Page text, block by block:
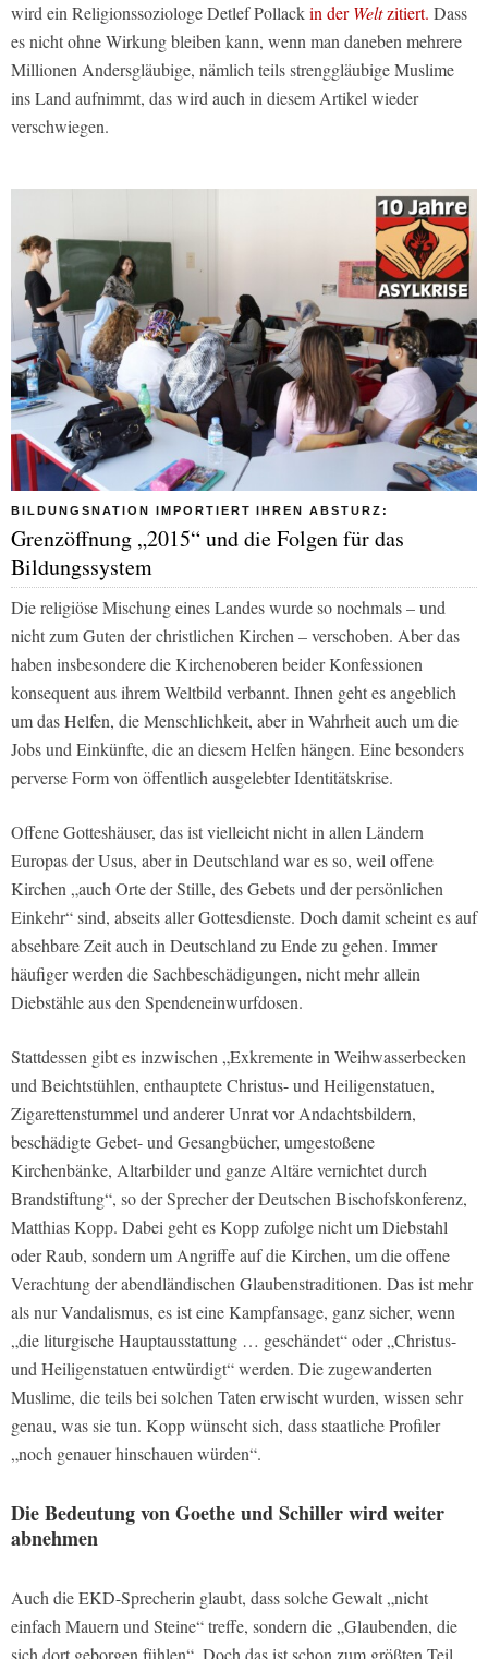
wird ein Religionssoziologe Detlef Pollackin derWeltzitiert. Dass
es nicht ohne Wirkung bleiben kann, wenn man daneben mehrere
Millionen Andersgläubige, nämlich teils strenggläubige Muslime
ins Land aufnimmt, das wird auch in diesem Artikel wieder
verschwiegen.
BILDUNGSNATION IMPORTIERT IHREN ABSTURZ:
Grenzöffnung „2015“ und die Folgen für das
Bildungssystem
Die religiöse Mischung eines Landes wurde so nochmals – und
nicht zum Guten der christlichen Kirchen – verschoben. Aber das
haben insbesondere die Kirchenoberen beider Konfessionen
konsequent aus ihrem Weltbild verbannt. Ihnen geht es angeblich
um das Helfen, die Menschlichkeit, aber in Wahrheit auch um die
Jobs und Einkünfte, die an diesem Helfen hängen. Eine besonders
perverse Form von öffentlich ausgelebter Identitätskrise.
Offene Gotteshäuser, das ist vielleicht nicht in allen Ländern
Europas der Usus, aber in Deutschland war es so, weil offene
Kirchen „auch Orte der Stille, des Gebets und der persönlichen
Einkehr“ sind, abseits aller Gottesdienste. Doch damit scheint es auf
absehbare Zeit auch in Deutschland zu Ende zu gehen. Immer
häufiger werden die Sachbeschädigungen, nicht mehr allein
Diebstähle aus den Spendeneinwurfdosen.
Stattdessen gibt es inzwischen „Exkremente in Weihwasserbecken
und Beichtstühlen, enthauptete Christus- und Heiligenstatuen,
Zigarettenstummel und anderer Unrat vor Andachtsbildern,
beschädigte Gebet- und Gesangbücher, umgestoßene
Kirchenbänke, Altarbilder und ganze Altäre vernichtet durch
Brandstiftung“, so der Sprecher der Deutschen Bischofskonferenz,
Matthias Kopp. Dabei geht es Kopp zufolge nicht um Diebstahl
oder Raub, sondern um Angriffe auf die Kirchen, um die offene
Verachtung der abendländischen Glaubenstraditionen. Das ist mehr
als nur Vandalismus, es ist eine Kampfansage, ganz sicher, wenn
„die liturgische Hauptausstattung … geschändet“ oder „Christus-
und Heiligenstatuen entwürdigt“ werden. Die zugewanderten
Muslime, die teils bei solchen Taten erwischt wurden, wissen sehr
genau, was sie tun. Kopp wünscht sich, dass staatliche Profiler
„noch genauer hinschauen würden“.
Die Bedeutung von Goethe und Schiller wird weiter
abnehmen
Auch die EKD-Sprecherin glaubt, dass solche Gewalt „nicht
einfach Mauern und Steine“ treffe, sondern die „Glaubenden, die
sich dort geborgen fühlen“. Doch das ist schon zum größten Teil